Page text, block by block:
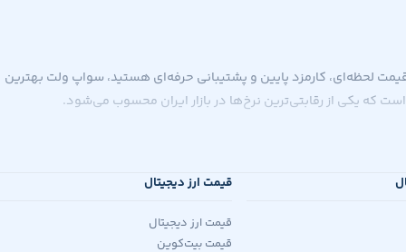
به دنبال خرید بیت کوین با قیمت لحظه‌ای، کارمزد پایین و پشتیبانی حرفه‌ای هستید، سواپ ولت بهترین
قیمت ارز دیجیتال
قیمت ارز دیجیتال
قیمت بیت‌کوین